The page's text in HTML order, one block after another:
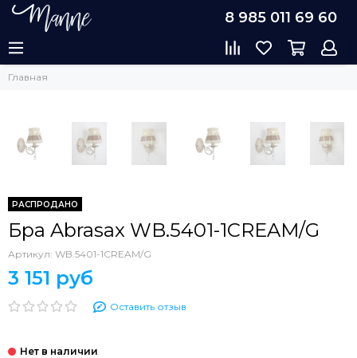
8 985 011 69 60
Главная
РАСПРОДАНО
Бра Abrasax WB.5401-1CREAM/G
Артикул: WB.5401-1CREAM/G
3 151 руб
Оставить отзыв